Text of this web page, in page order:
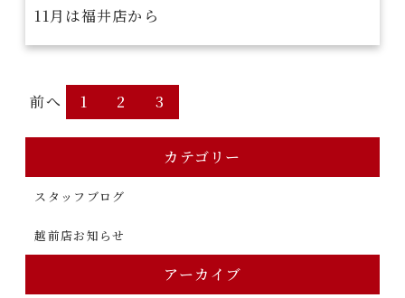
11月は福井店から
前へ 1 2 3
カテゴリー
スタッフブログ
越前店お知らせ
アーカイブ